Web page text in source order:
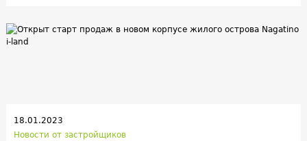
18.01.2023
Новости от застройщиков